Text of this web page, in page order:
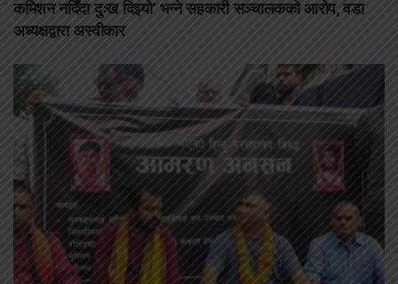
कमिशन नदिँदा दुःख दिइयो’ भन्ने सहकारी सञ्चालकको आरोप, वडा
अध्यक्षद्वारा अस्वीकार